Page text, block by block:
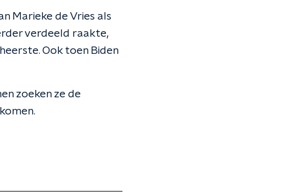
Marieke de Vries als
verdeeld raakte,
Ook toen Biden
zoeken ze de